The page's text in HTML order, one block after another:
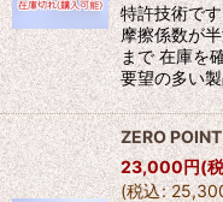
特許技術で
摩擦係数が
まで 在庫を
要望の多い
ZERO
23,000円(
(税込: